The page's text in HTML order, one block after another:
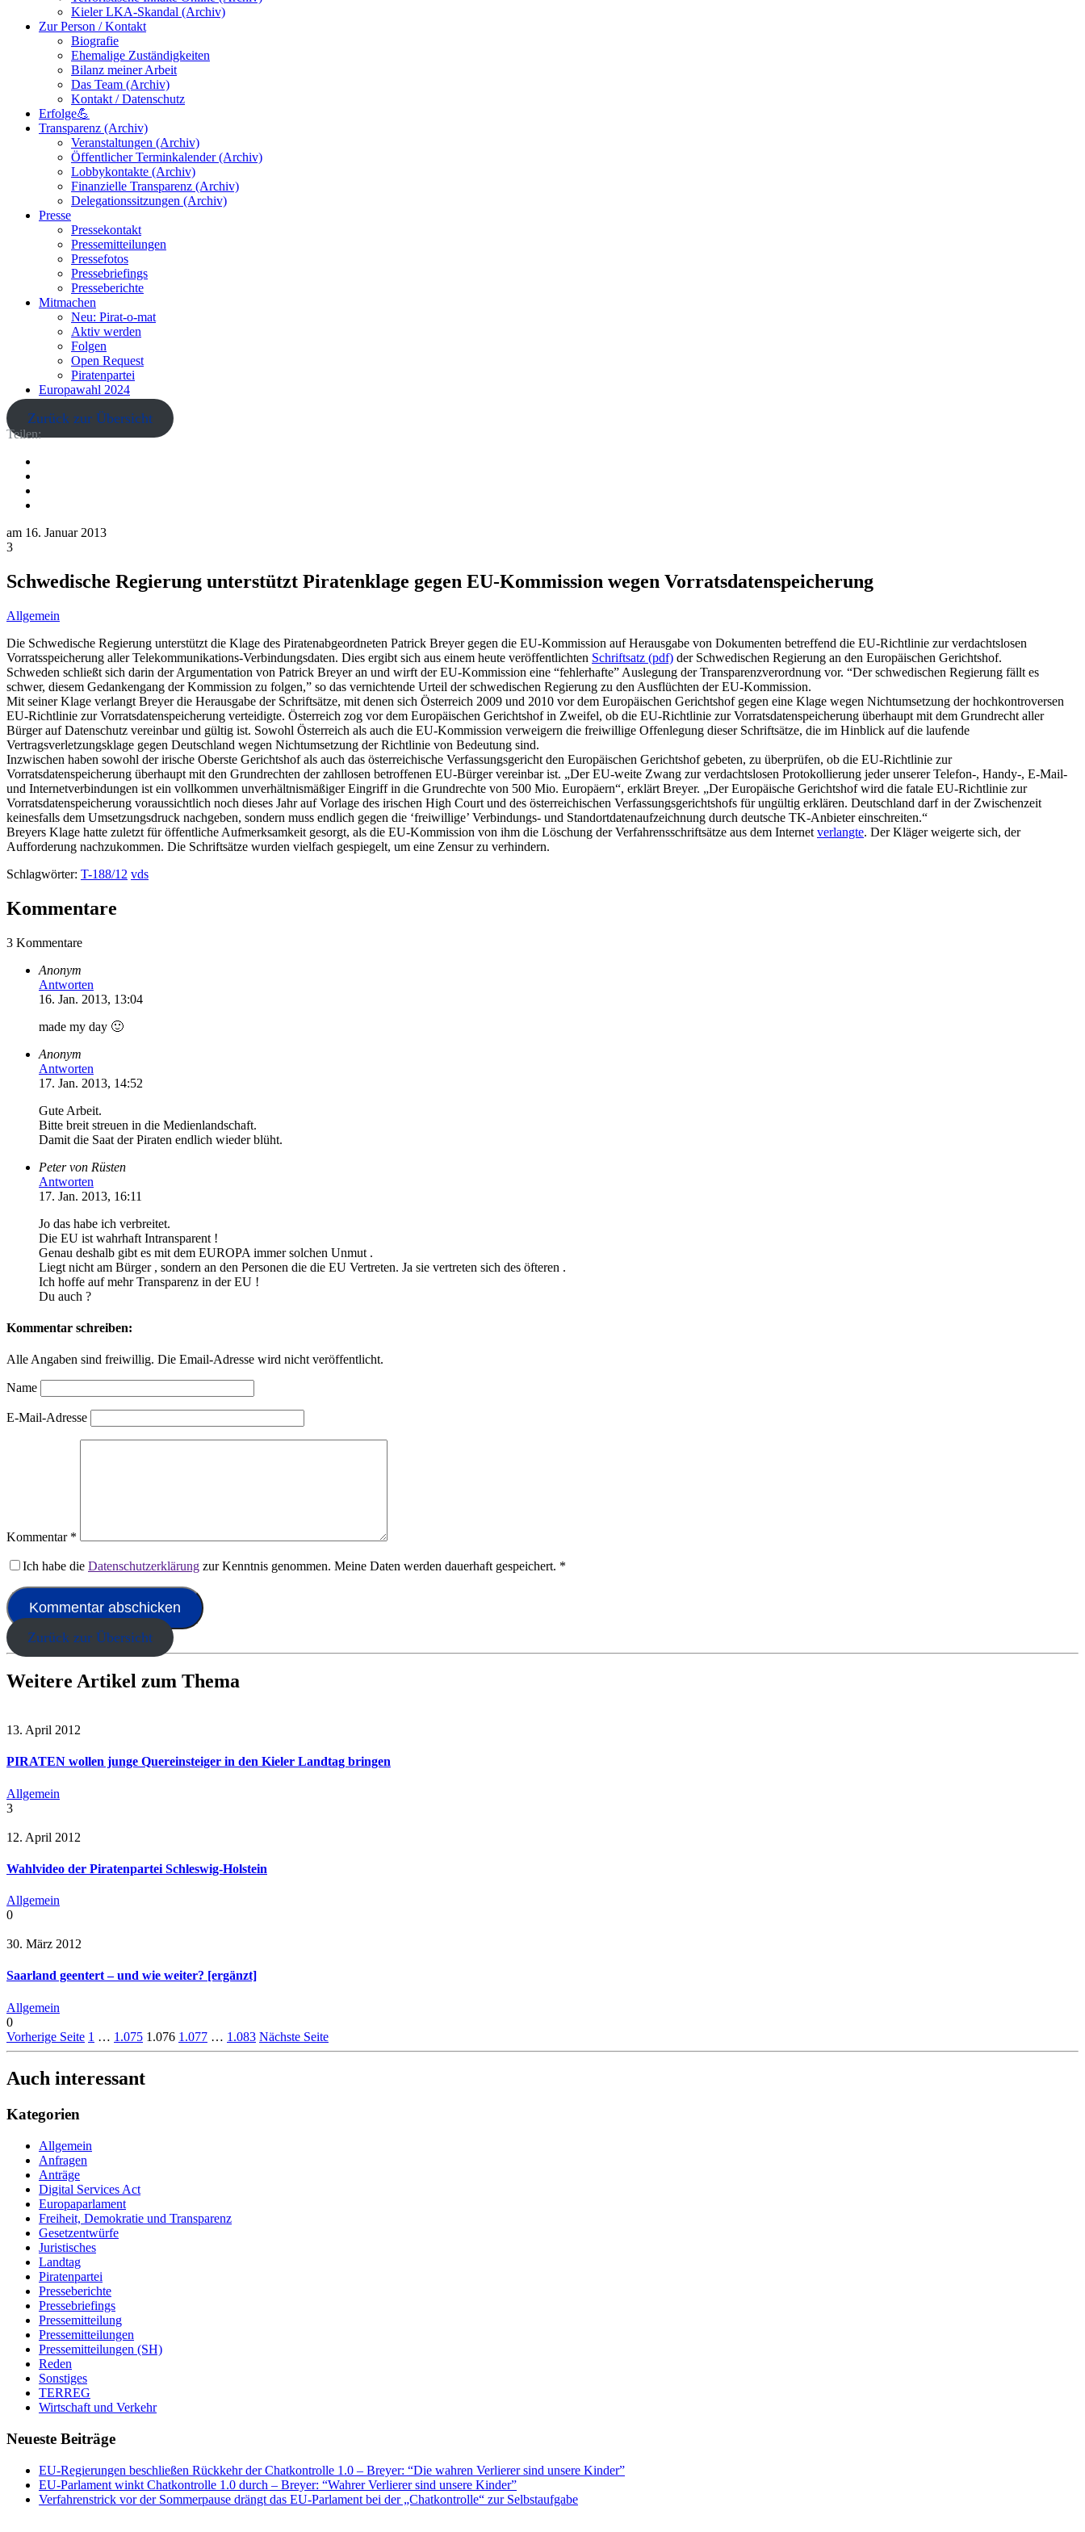
Kieler LKA-Skandal (Archiv)
Zur Person / Kontakt
Biografie
Ehemalige Zuständigkeiten
Bilanz meiner Arbeit
Das Team (Archiv)
Kontakt / Datenschutz
Erfolge💪
Transparenz (Archiv)
Veranstaltungen (Archiv)
Öffentlicher Terminkalender (Archiv)
Lobbykontakte (Archiv)
Finanzielle Transparenz (Archiv)
Delegationssitzungen (Archiv)
Presse
Pressekontakt
Pressemitteilungen
Pressefotos
Pressebriefings
Presseberichte
Mitmachen
Neu: Pirat-o-mat
Aktiv werden
Folgen
Open Request
Piratenpartei
Europawahl 2024
Zurück zur Übersicht
Teilen:
am 16. Januar 2013
3
Schwedische Regierung unterstützt Piratenklage gegen EU-Kommission wegen Vorratsdatenspeicherung
Allgemein
Die Schwedische Regierung unterstützt die Klage des Piratenabgeordneten Patrick Breyer gegen die EU-Kommission auf Herausgabe von Dokumenten betreffend die EU-Richtlinie zur verdachtslosen
Vorratsspeicherung aller Telekommunikations-Verbindungsdaten. Dies ergibt sich aus einem heute veröffentlichten Schriftsatz (pdf) der Schwedischen Regierung an den Europäischen Gerichtshof.
Schweden schließt sich darin der Argumentation von Patrick Breyer an und wirft der EU-Kommission eine “fehlerhafte” Auslegung der Transparenzverordnung vor. “Der schwedischen Regierung fällt es
schwer, diesem Gedankengang der Kommission zu folgen,” so das vernichtende Urteil der schwedischen Regierung zu den Ausflüchten der EU-Kommission.
Mit seiner Klage verlangt Breyer die Herausgabe der Schriftsätze, mit denen sich Österreich 2009 und 2010 vor dem Europäischen Gerichtshof gegen eine Klage wegen Nichtumsetzung der hochkontroversen
EU-Richtlinie zur Vorratsdatenspeicherung verteidigte. Österreich zog vor dem Europäischen Gerichtshof in Zweifel, ob die EU-Richtlinie zur Vorratsdatenspeicherung überhaupt mit dem Grundrecht aller
Bürger auf Datenschutz vereinbar und gültig ist. Sowohl Österreich als auch die EU-Kommission verweigern die freiwillige Offenlegung dieser Schriftsätze, die im Hinblick auf die laufende
Vertragsverletzungsklage gegen Deutschland wegen Nichtumsetzung der Richtlinie von Bedeutung sind.
Inzwischen haben sowohl der irische Oberste Gerichtshof als auch das österreichische Verfassungsgericht den Europäischen Gerichtshof gebeten, zu überprüfen, ob die EU-Richtlinie zur
Vorratsdatenspeicherung überhaupt mit den Grundrechten der zahllosen betroffenen EU-Bürger vereinbar ist. „Der EU-weite Zwang zur verdachtslosen Protokollierung jeder unserer Telefon-, Handy-, E-Mail-
und Internetverbindungen ist ein vollkommen unverhältnismäßiger Eingriff in die Grundrechte von 500 Mio. Europäern“, erklärt Breyer. „Der Europäische Gerichtshof wird die fatale EU-Richtlinie zur
Vorratsdatenspeicherung voraussichtlich noch dieses Jahr auf Vorlage des irischen High Court und des österreichischen Verfassungsgerichtshofs für ungültig erklären. Deutschland darf in der Zwischenzeit
keinesfalls dem Umsetzungsdruck nachgeben, sondern muss endlich gegen die ‘freiwillige’ Verbindungs- und Standortdatenaufzeichnung durch deutsche TK-Anbieter einschreiten.“
Breyers Klage hatte zuletzt für öffentliche Aufmerksamkeit gesorgt, als die EU-Kommission von ihm die Löschung der Verfahrensschriftsätze aus dem Internet verlangte. Der Kläger weigerte sich, der
Aufforderung nachzukommen. Die Schriftsätze wurden vielfach gespiegelt, um eine Zensur zu verhindern.
Schlagwörter: T-188/12 vds
Kommentare
3 Kommentare
Anonym
Antworten
16. Jan. 2013, 13:04
made my day 🙂
Anonym
Antworten
17. Jan. 2013, 14:52
Gute Arbeit.
Bitte breit streuen in die Medienlandschaft.
Damit die Saat der Piraten endlich wieder blüht.
Peter von Rüsten
Antworten
17. Jan. 2013, 16:11
Jo das habe ich verbreitet.
Die EU ist wahrhaft Intransparent !
Genau deshalb gibt es mit dem EUROPA immer solchen Unmut .
Liegt nicht am Bürger , sondern an den Personen die die EU Vertreten. Ja sie vertreten sich des öfteren .
Ich hoffe auf mehr Transparenz in der EU !
Du auch ?
Kommentar schreiben:
Alle Angaben sind freiwillig. Die Email-Adresse wird nicht veröffentlicht.
Name
E-Mail-Adresse
Kommentar *
Ich habe die Datenschutzerklärung zur Kenntnis genommen. Meine Daten werden dauerhaft gespeichert. *
Zurück zur Übersicht
Weitere Artikel zum Thema
13. April 2012
PIRATEN wollen junge Quereinsteiger in den Kieler Landtag bringen
Allgemein
3
12. April 2012
Wahlvideo der Piratenpartei Schleswig-Holstein
Allgemein
0
30. März 2012
Saarland geentert – und wie weiter? [ergänzt]
Allgemein
0
Vorherige Seite 1 … 1.075 1.076 1.077 … 1.083 Nächste Seite
Auch interessant
Kategorien
Allgemein
Anfragen
Anträge
Digital Services Act
Europaparlament
Freiheit, Demokratie und Transparenz
Gesetzentwürfe
Juristisches
Landtag
Piratenpartei
Presseberichte
Pressebriefings
Pressemitteilung
Pressemitteilungen
Pressemitteilungen (SH)
Reden
Sonstiges
TERREG
Wirtschaft und Verkehr
Neueste Beiträge
EU-Regierungen beschließen Rückkehr der Chatkontrolle 1.0 – Breyer: “Die wahren Verlierer sind unsere Kinder”
EU-Parlament winkt Chatkontrolle 1.0 durch – Breyer: “Wahrer Verlierer sind unsere Kinder”
Verfahrenstrick vor der Sommerpause drängt das EU-Parlament bei der „Chatkontrolle“ zur Selbstaufgabe